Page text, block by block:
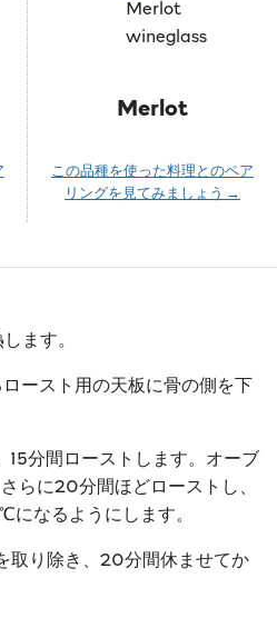
Merlot
この品種を使った料理とのペア
リングを見てみましょう →
ます。
ースト用の天板に骨の側を下
15分間ローストします。オーブ
らに20分間ほどローストし、
なるようにします。
取り除き、20分間休ませてか